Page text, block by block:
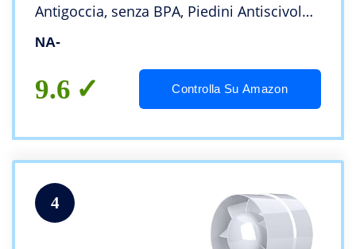
Antigoccia, senza BPA, Piedini Antiscivolo,
Macchina per Succhi a due Velocità Anti-
NA-
9.6 Controlla Su Amazon
4